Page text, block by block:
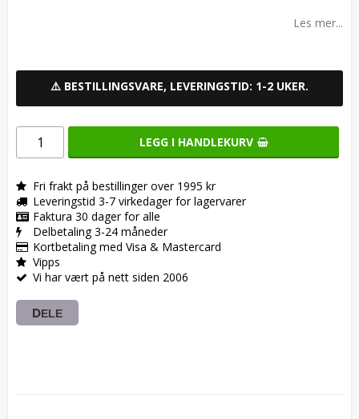
Les mer...
⚠️ BESTILLINGSVARE, LEVERINGSTID: 1-2 UKER.
LEGG I HANDLEKURV
Fri frakt på bestillinger over 1995 kr
Leveringstid 3-7 virkedager for lagervarer
Faktura 30 dager for alle
Delbetaling 3-24 måneder
Kortbetaling med Visa & Mastercard
Vipps
Vi har vært på nett siden 2006
DELE